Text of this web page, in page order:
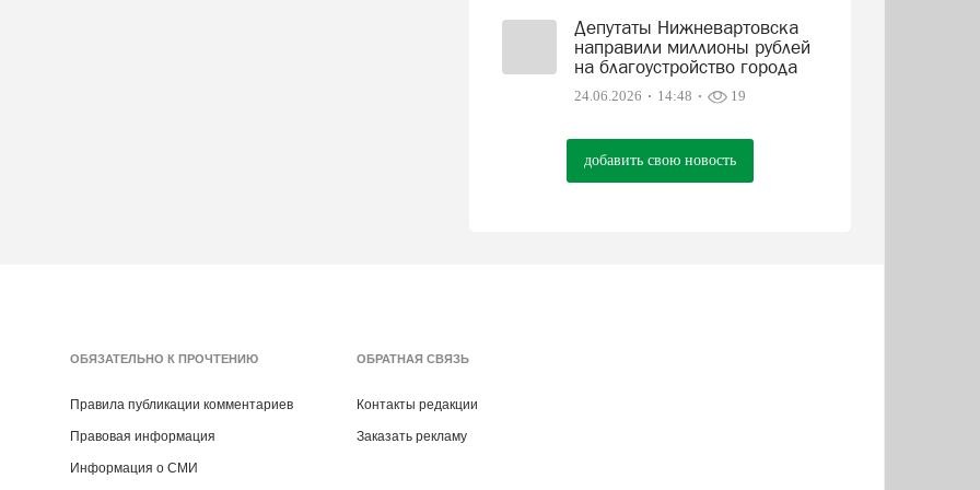
Депутаты Нижневартовска
направили миллионы рублей
на благоустройство города
24.06.2026 14:48 19
добавить свою новость
ОБЯЗАТЕЛЬНО К ПРОЧТЕНИЮ
Правила публикации комментариев
Правовая информация
Информация о СМИ
ОБРАТНАЯ СВЯЗЬ
Контакты редакции
Заказать рекламу